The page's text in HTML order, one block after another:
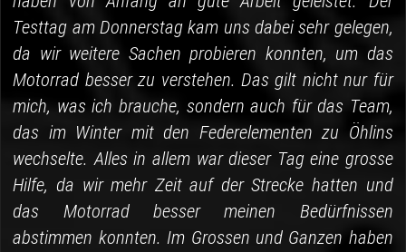
Testtag am Donnerstag kam uns dabei sehr gelegen,
da wir weitere Sachen probieren konnten, um das
Motorrad besser zu verstehen. Das gilt nicht nur für
mich, was ich brauche, sondern auch für das Team,
das im Winter mit den Federelementen zu Öhlins
wechselte. Alles in allem war dieser Tag eine grosse
Hilfe, da wir mehr Zeit auf der Strecke hatten und
das Motorrad besser meinen Bedürfnissen
abstimmen konnten. Im Grossen und Ganzen haben